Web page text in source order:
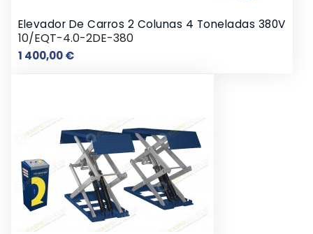
Elevador De Carros 2 Colunas 4 Toneladas 380V
10/EQT-4.0-2DE-380
1 400,00 €Preço